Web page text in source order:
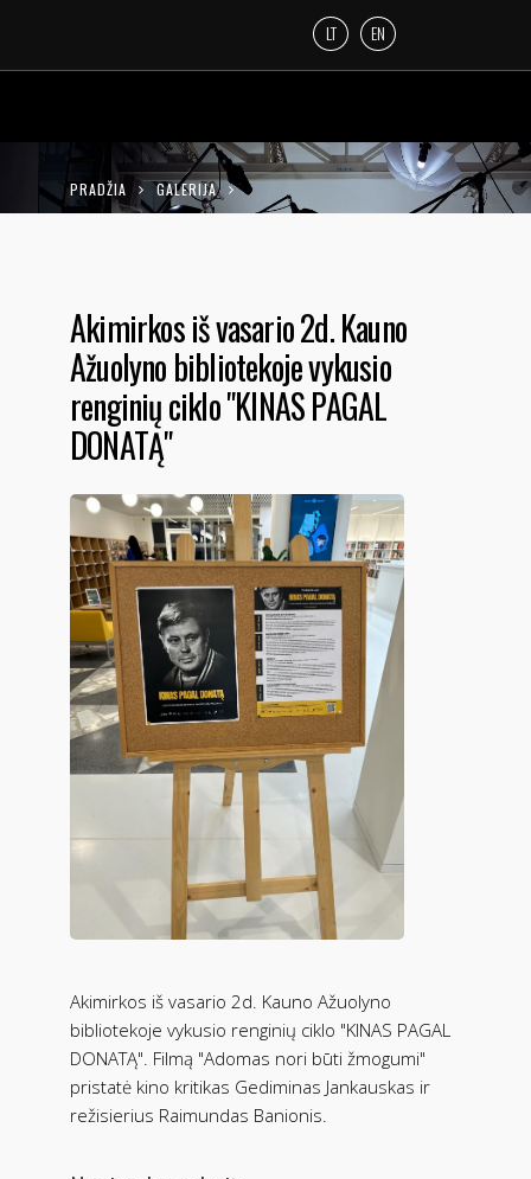
LT EN
PRADŽIA GALERIJA
CIKLO "KINAS PAGAL DONATĄ"
Akimirkos iš vasario 2d. Kauno
Ažuolyno bibliotekoje vykusio
renginių ciklo "KINAS PAGAL
DONATĄ"
Akimirkos iš vasario 2d. Kauno Ažuolyno
bibliotekoje vykusio renginių ciklo "KINAS PAGAL
DONATĄ". Filmą "Adomas nori būti žmogumi"
pristatė kino kritikas Gediminas Jankauskas ir
režisierius Raimundas Banionis.